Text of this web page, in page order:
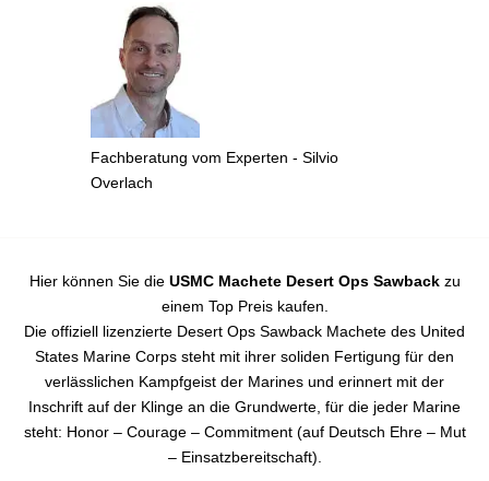
Fachberatung vom Experten - Silvio
Overlach
Hier können Sie die USMC Machete Desert Ops Sawbackzu
einem Top Preis kaufen.
Die offiziell lizenzierte Desert Ops Sawback Machete des United
States Marine Corps steht mit ihrer soliden Fertigung für den
verlässlichen Kampfgeist der Marines und erinnert mit der
Inschrift auf der Klinge an die Grundwerte, für die jeder Marine
steht: Honor – Courage – Commitment (auf Deutsch Ehre – Mut
– Einsatzbereitschaft).